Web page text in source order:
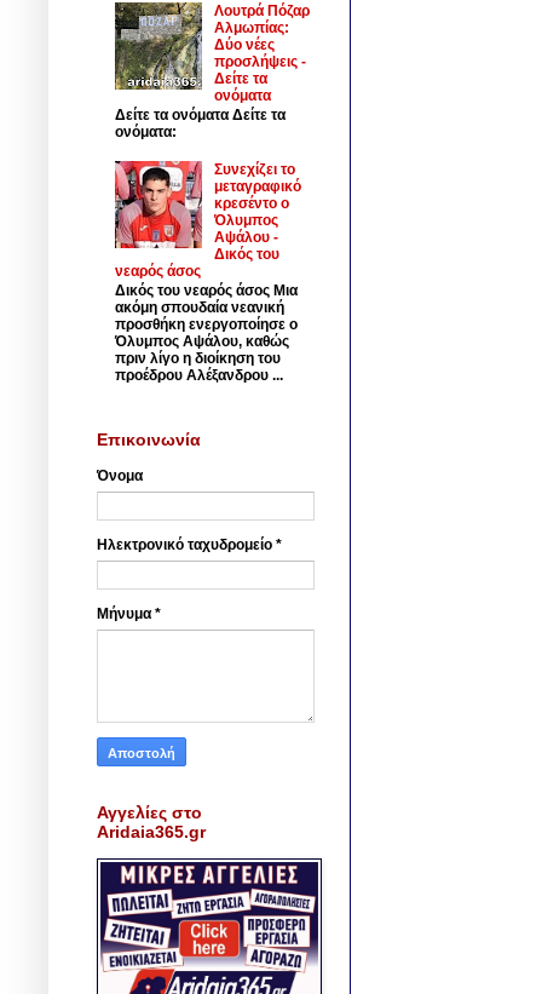
Λουτρά Πόζαρ
Αλμωπίας:
Δύο νέες
προσλήψεις -
Δείτε τα
ονόματα
Δείτε τα ονόματα Δείτε τα
ονόματα:
Συνεχίζει το
μεταγραφικό
κρεσέντο ο
Όλυμπος
Αψάλου -
Δικός του
νεαρός άσος
Δικός του νεαρός άσος Μια
ακόμη σπουδαία νεανική
προσθήκη ενεργοποίησε ο
Όλυμπος Αψάλου, καθώς
πριν λίγο η διοίκηση του
προέδρου Αλέξανδρου ...
Επικοινωνία
Όνομα
Ηλεκτρονικό ταχυδρομείο *
Μήνυμα *
Αγγελίες στο
Aridaia365.gr